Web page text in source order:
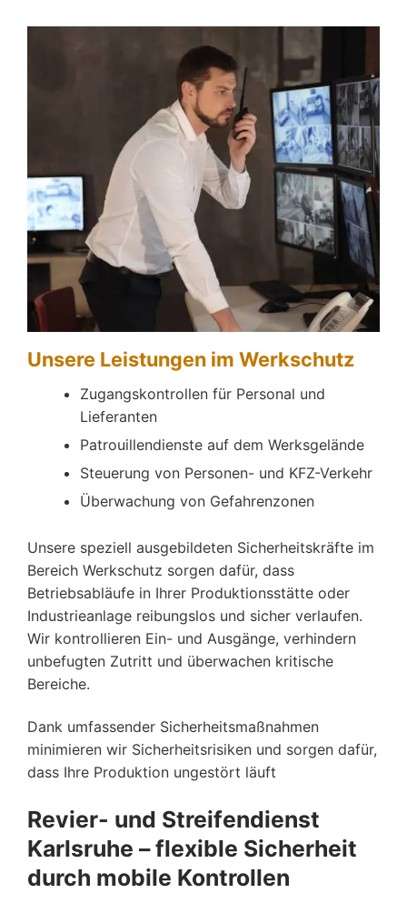
Unsere Leistungen im Werkschutz
Zugangskontrollen für Personal und
Lieferanten
Patrouillendienste auf dem Werksgelände
Steuerung von Personen- und KFZ-Verkehr
Überwachung von Gefahrenzonen
Unsere speziell ausgebildeten Sicherheitskräfte im
Bereich Werkschutz sorgen dafür, dass
Betriebsabläufe in Ihrer Produktionsstätte oder
Industrieanlage reibungslos und sicher verlaufen.
Wir kontrollieren Ein- und Ausgänge, verhindern
unbefugten Zutritt und überwachen kritische
Bereiche.
Dank umfassender Sicherheitsmaßnahmen
minimieren wir Sicherheitsrisiken und sorgen dafür,
dass Ihre Produktion ungestört läuft
Revier- und Streifendienst
Karlsruhe – flexible Sicherheit
durch mobile Kontrollen